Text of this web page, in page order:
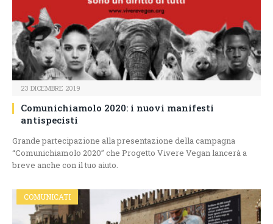
23 DICEMBRE 2019
Comunichiamolo 2020: i nuovi manifesti
antispecisti
Grande partecipazione alla presentazione della campagna
“Comunichiamolo 2020” che Progetto Vivere Vegan lancerà a
breve anche con il tuo aiuto.
COMUNICATI